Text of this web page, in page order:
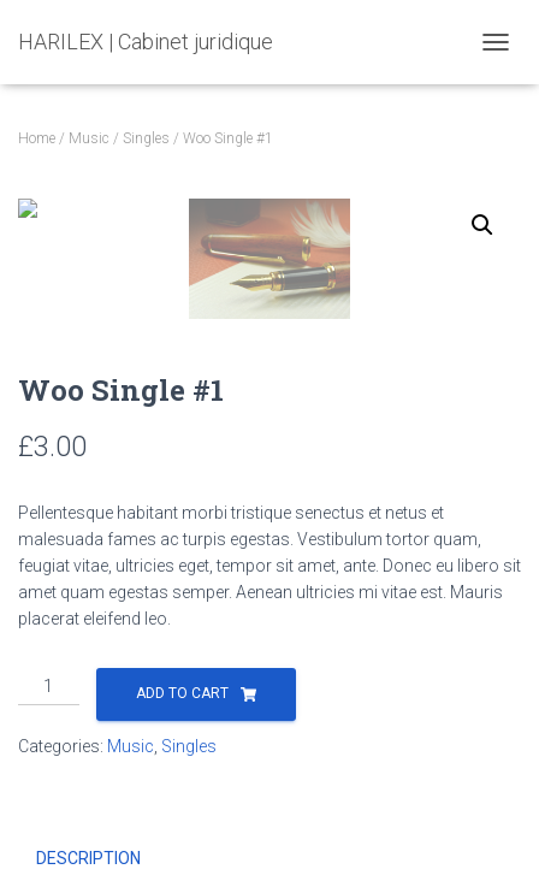
HARILEX | Cabinet juridique
O
Home / Music / Singles / Woo Single #1
Woo Single #1
£3.00
Pellentesque habitant morbi tristique senectus et netus et
malesuada fames ac turpis egestas. Vestibulum tortor quam,
feugiat vitae, ultricies eget, tempor sit amet, ante. Donec eu libero sit
amet quam egestas semper. Aenean ultricies mi vitae est. Mauris
placerat eleifend leo.
Woo
Single
quantity
ADD TO CART
Categories: Music Singles
DESCRIPTION